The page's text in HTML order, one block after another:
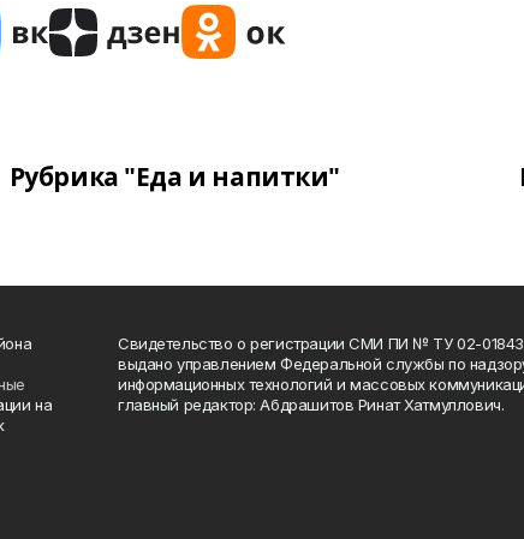
Рубрика "Еда и напитки"
на
Свидетельство о регистрации СМИ ПИ № ТУ 02-01843
выдано управлением Федеральной службы по
информационных технологий и массовых
главный редактор: Абдрашитов Ринат Хатмуллович.